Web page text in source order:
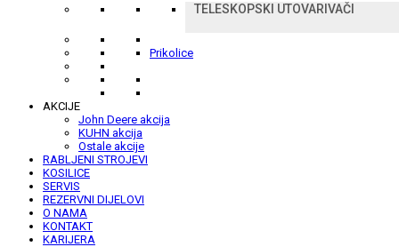
TELESKOPSKI UTOVARIVAČI
Prikolice
AKCIJE
John Deere akcija
KUHN akcija
Ostale akcije
RABLJENI STROJEVI
KOSILICE
SERVIS
REZERVNI DIJELOVI
O NAMA
KONTAKT
KARIJERA